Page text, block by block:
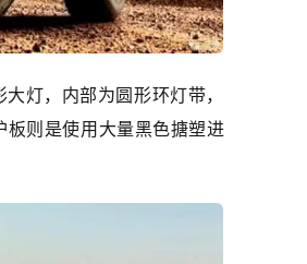
灯，内部为圆形环灯带，
板则是使用大量黑色搪塑进